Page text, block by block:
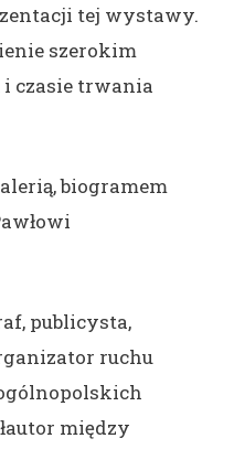
tej wystawy.
szerokim
czasie trwania
biogramem
publicysta,
ruchu
między